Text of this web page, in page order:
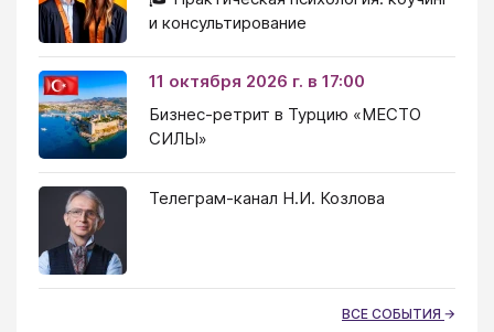
и консультирование
11 октября 2026 г. в 17:00
Бизнес-ретрит в Турцию «МЕСТО
СИЛЫ»
Телеграм-канал Н.И. Козлова
ВСЕ СОБЫТИЯ